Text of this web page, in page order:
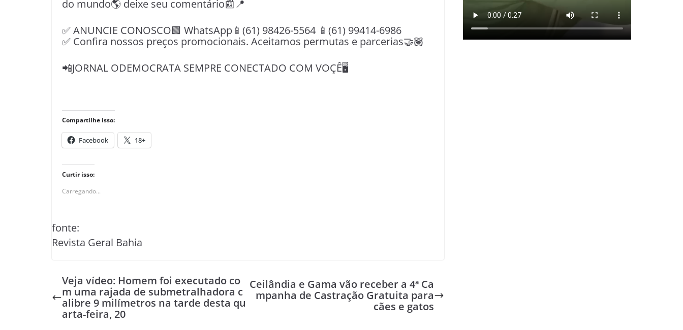
do mundo🌎 deixe seu comentário📰📍
✅ ANUNCIE CONOSCO🟩 WhatsApp📱(61) 98426-5564 📱(61) 99414-6986
✅ Confira nossos preços promocionais. Aceitamos permutas e parcerias🤝🏽
📲JORNAL ODEMOCRATA SEMPRE CONECTADO COM VOÇÊ🖥️
Compartilhe isso:
Facebook 18+
Curtir isso:
Carregando...
fonte:
Revista Geral Bahia
Veja vídeo: Homem foi executado co
m uma rajada de submetralhadora c
alibre 9 milímetros na tarde desta qu
arta-feira, 20
Ceilândia e Gama vão receber a 4ª Ca
mpanha de Castração Gratuita para
cães e gatos